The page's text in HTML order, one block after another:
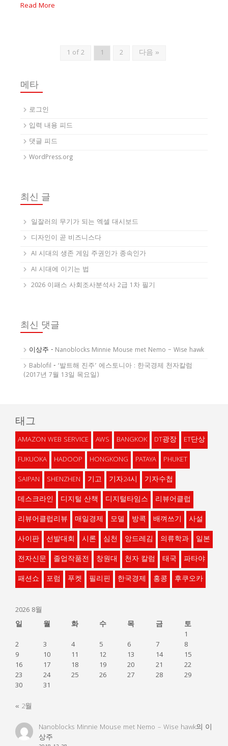
Read More
1 of 2 1 2 다음 »
메타
로그인
입력 내용 피드
댓글 피드
WordPress.org
최신 글
일잘러의 무기가 되는 엑셀 대시보드
디자인이 곧 비즈니스다
AI 시대의 생존 게임 주권인가 종속인가
AI 시대에 이기는 법
2026 이패스 사회조사분석사 2급 1차 필기
최신 댓글
이상주 - Nanoblocks Minnie Mouse met Nemo – Wise hawk
Bablofil - ‘발트해 진주’ 에스토니아 : 한국경제 천자칼럼
(2017년 7월 13일 목요일)
태그
AMAZON WEB SERVICE AWS BANGKOK DT광장
ET단상
FUKUOKA
HADOOP HONGKONG PATAYA
PHUKET
SAIPAN
SHENZHEN 기고 기자24시
기자수첩
데스크라인
디지털 산책 디지털타임스
리뷰어클럽
리뷰어클럽리뷰
매일경제 모델 방콕 배껴쓰기
사설
사이판
선발대회 시론 심천 앙드레김 의류학과
일본
전자신문
졸업작품전 창원대 천자 칼럼 태국
파타야
패션쇼
포럼 푸켓 필리핀 한국경제 홍콩 후쿠오카
2026 8월
일
월 화 수 목 금
토
1
2
3 4 5 6 7
8
9
10 11 12 13 14
15
16
17 18 19 20 21
22
23
24 25 26 27 28
29
30
31
« 2월
Nanoblocks Minnie Mouse met Nemo – Wise hawk의 이
상주